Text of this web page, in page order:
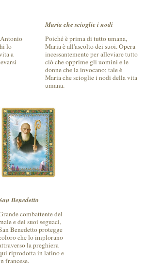
lo
a
Maria che scioglie i nodi
Poiché è prima di tutto umana,
Maria è all'ascolto dei suoi. Opera
incessantemente per alleviare tutto
ciò che opprime gli uomini e le
donne che la invocano; tale è
Maria che scioglie i nodi della vita
umana.
Benedetto
combattente del
e dei suoi seguaci,
Benedetto protegge
che lo implorano
la preghiera
riprodotta in latino e
francese.